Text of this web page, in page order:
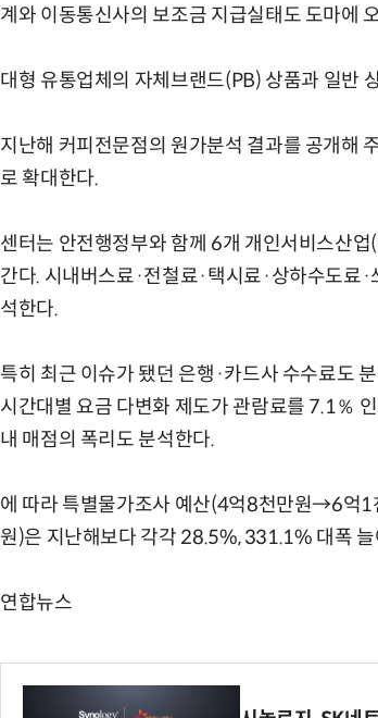
계와 이동통신사의 보조금 지급실태도 도마에
대형 유통업체의 자체브랜드(PB) 상품과 일반
지난해 커피전문점의 원가분석 결과를 공개해
로 확대한다.
센터는 안전행정부와 함께 6개 개인서비스산
간다. 시내버스료·전철료·택시료·상하수도료
석한다.
특히 최근 이슈가 됐던 은행·카드사 수수료도
시간대별 요금 다변화 제도가 관람료를 7.1％
내 매점의 폭리도 분석한다.
에 따라 특별물가조사 예산(4억8천만원→6
원)은 지난해보다 각각 28.5%, 331.1% 대폭
연합뉴스